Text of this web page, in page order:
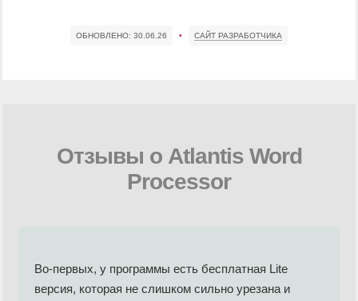
ОБНОВЛЕНО: 30.06.26 • САЙТ РАЗРАБОТЧИКА
Отзывы о Atlantis Word
Processor
Во-первых, у программы есть бесплатная Lite
версия, которая не слишком сильно урезана и